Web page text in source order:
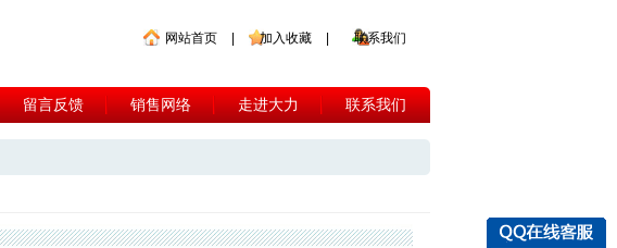
网站首页 加入收藏 联系我们
留言反馈 销售网络 走进大力 联系我们